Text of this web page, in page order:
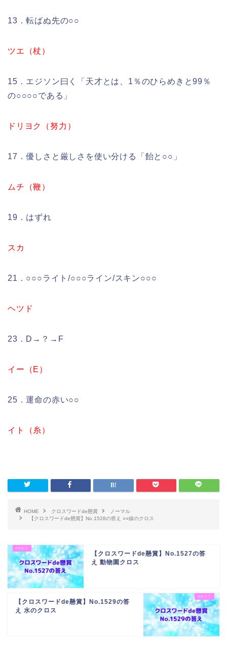
13．転ばぬ先の○○
ツエ（杖）
15．エジソン曰く「天才とは、1％のひらめきと99％
の○○○○である」
ドリヨク（努力）
17．優しさと厳しさを使い分ける「飴と○○」
ムチ（鞭）
19．はずれ
スカ
21．○○○ライト/○○○ライン/スキン○○○
ヘツド
23．D→？→F
イー（E）
25．運命の赤い○○
イト（糸）
HOME クロスワードde懸賞
ノーマル
【クロスワードde懸賞】No.1528の答え ○○線のクロス
【クロスワードde懸賞】No.1527の答
え 動物園クロス
【クロスワードde懸賞】No.1529の答
え 水のクロス